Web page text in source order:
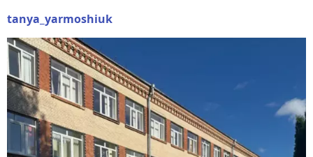
tanya_yarmoshiuk